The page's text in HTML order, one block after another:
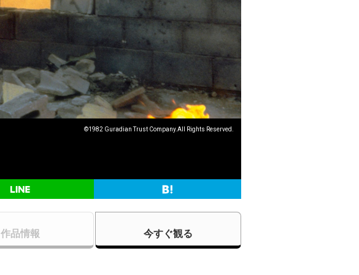
©1982 Guradian Trust Company.All Rights Reserved.
作品情報 今すぐ観る